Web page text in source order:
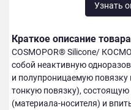
Узнать
Краткое описание товара
COSMOPOR® Silicone/
собой неактивную
и полупроницаемую
тонкую повязку),
(материала-носителя) и